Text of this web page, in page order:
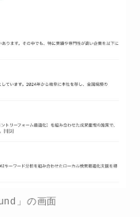
」の画面